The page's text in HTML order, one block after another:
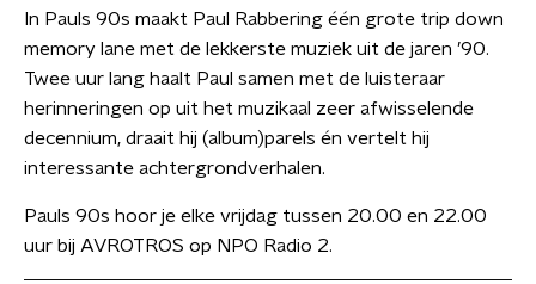
In Pauls 90s maakt Paul Rabbering één grote trip down
memory lane met de lekkerste muziek uit de jaren ’90.
Twee uur lang haalt Paul samen met de luisteraar
herinneringen op uit het muzikaal zeer afwisselende
decennium, draait hij (album)parels én vertelt hij
interessante achtergrondverhalen.
Pauls 90s hoor je elke vrijdag tussen 20.00 en 22.00
uur bij AVROTROS op NPO Radio 2.